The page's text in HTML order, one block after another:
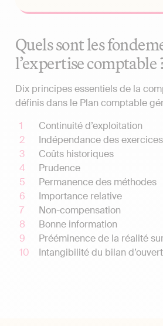
Quels sont les
l’expertise comptable
Dix principes essentiels de la
définis dans le Plan comptable
Continuité d’exploitation
Indépendance des exercices
Coûts historiques
Prudence
Permanence des méthodes
Importance relative
Non-compensation
Bonne information
Prééminence de la réalité
Intangibilité du bilan